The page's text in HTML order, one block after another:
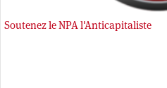
Soutenez le NPA l'Anticapitaliste